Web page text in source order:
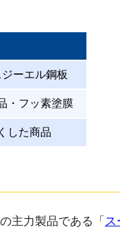
ーエル鋼板
・フッ素塗膜
した商品
主力製品である「 ス